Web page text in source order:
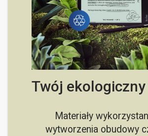
Twój
Materiały
wytworzenia obudowy